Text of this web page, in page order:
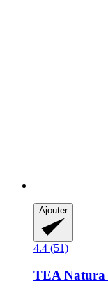
Ajouter
4.4 (51)
TEA Natura